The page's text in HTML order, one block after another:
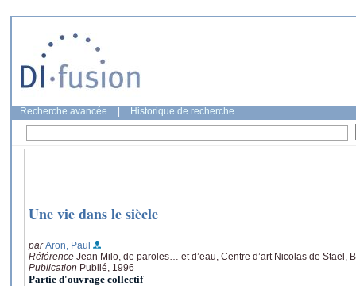
Recherche avancée Historique de recherche
Une vie dans le siècle
parAron, Paul
Référence Jean Milo, de paroles… et d’eau, Centre d’art Nicolas de Staël,
Publication Publié, 1996
Partie d'ouvrage collectif